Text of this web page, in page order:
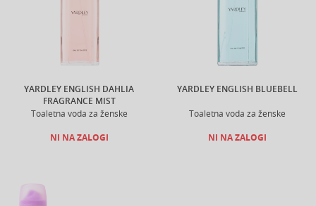
YARDLEY ENGLISH DAHLIA
FRAGRANCE MIST
Toaletna voda za ženske
NI NA ZALOGI
YARDLEY ENGLISH BLUEBELL
Toaletna voda za ženske
NI NA ZALOGI